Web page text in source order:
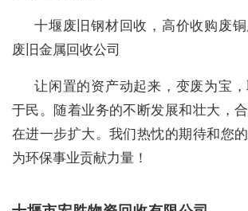
十堰废旧钢材回收，高价收购废
废旧金属回收公司
让闲置的资产动起来，变废为宝
于民。随着业务的不断发展和壮大，
在进一步扩大。我们热忱的期待和您
为环保事业贡献力量！